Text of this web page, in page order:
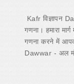
Kafr विज्ञापन
गणना। हमारा
गणना करने में
Dawwar - अल